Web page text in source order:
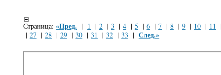
Страница: «Пред. | 1 | 2 | 3 | 4 | 5 | 6 | 7 | 8 | 9 | 10 | 11
| 27 | 28 | 29 | 30 | 31 | 32 | 33 | След.»